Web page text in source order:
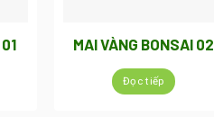
MAI VÀNG BONSAI 02
Đọc tiếp